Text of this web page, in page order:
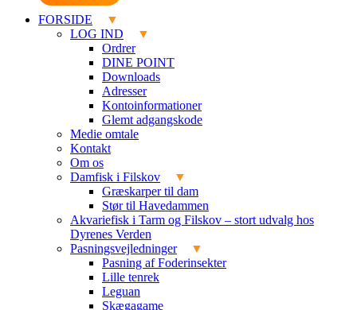
FORSIDE
LOG IND
Ordrer
DINE POINT
Downloads
Adresser
Kontoinformationer
Glemt adgangskode
Medie omtale
Kontakt
Om os
Damfisk i Filskov
Græskarper til dam
Stør til Havedammen
Akvariefisk i Tarm og Filskov – stort udvalg hos
Dyrenes Verden
Pasningsvejledninger
Pasning af Foderinsekter
Lille tenrek
Leguan
Skægagame